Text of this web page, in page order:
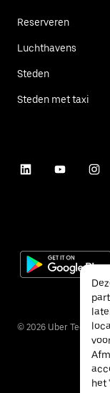
Reserveren
Luchthavens
Steden
Steden met taxi
© 2026 Uber
het